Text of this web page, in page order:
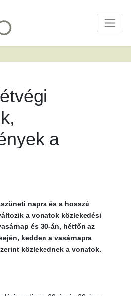
a
napra és a hosszú
a vonatok közlekedési
és 30-án, hétfőn az
kedden a vasárnapra
közlekednek a vonatok.